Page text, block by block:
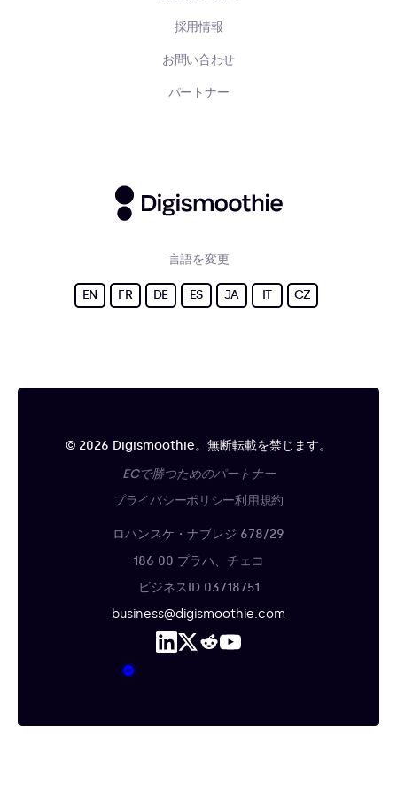
採用情報
お問い合わせ
パートナー
言語を変更
EN FR DE ES JA IT CZ
© 2026 Digismoothie。無断転載を禁じます。
ECで勝つためのパートナー
プライバシーポリシー利用規約
ロハンスケ・ナブレジ 678/29
186 00 プラハ、チェコ
ビジネスID 03718751
business@digismoothie.com